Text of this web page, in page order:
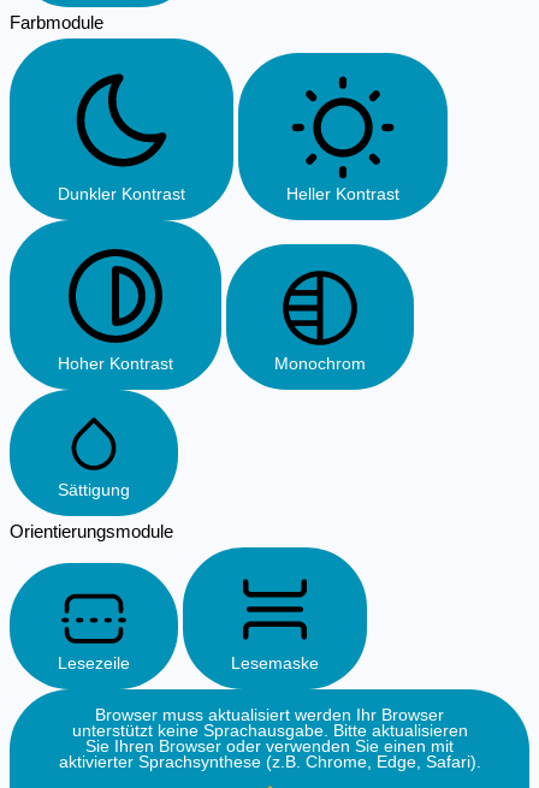
Farbmodule
Dunkler Kontrast Heller Kontrast
Hoher Kontrast Monochrom
Sättigung
Orientierungsmodule
Lesezeile Lesemaske
Browser muss aktualisiert werden Ihr Browser
unterstützt keine Sprachausgabe. Bitte aktualisieren
Sie Ihren Browser oder verwenden Sie einen mit
aktivierter Sprachsynthese (z.B. Chrome, Edge, Safari).
Wie aktualisieren?